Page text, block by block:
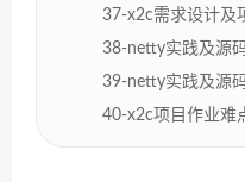
37-x2c需求设计及
38-netty实践及源
39-netty实践及源
40-x2c项目作业难